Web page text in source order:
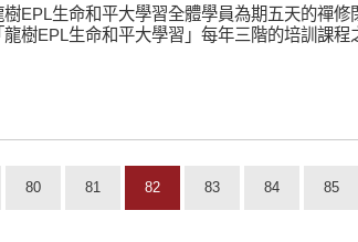
樹EPL生命和平大學習全體學員為期五天的禪修
龍樹EPL生命和平大學習」每年三階的培訓課程
80 81 82 83 84 85